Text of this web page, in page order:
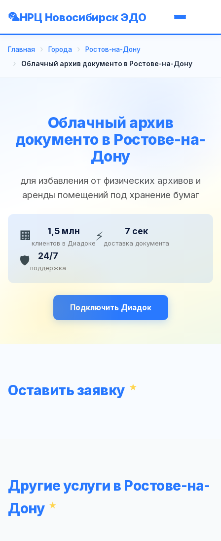
НРЦ Новосибирск ЭДО
Главная Города
Ростов-на-Дону
Облачный архив документо в Ростове-на-Дону
Облачный архив
документо в Ростове-на-
Дону
для избавления от физических архивов и
аренды помещений под хранение бумаг
🏢 1,5 млн
клиентов в Диадоке⚡ 7 сек
доставка документа
🛡️ 24/7
поддержка
Подключить Диадок
Оставить заявку
Другие услуги в Ростове-на-
Дону